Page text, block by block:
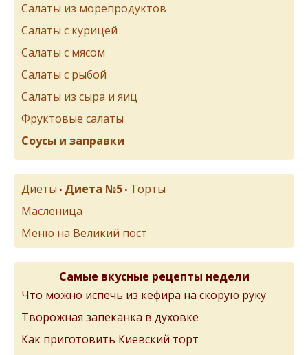
Салаты из морепродуктов
Салаты с курицей
Салаты с мясом
Салаты с рыбой
Салаты из сыра и яиц
Фруктовые салаты
Соусы и заправки
Диеты • Диета №5 • Торты
Масленица
Меню на Великий пост
Самые вкусные рецепты недели
Что можно испечь из кефира на скорую руку
Творожная запеканка в духовке
Как приготовить Киевский торт